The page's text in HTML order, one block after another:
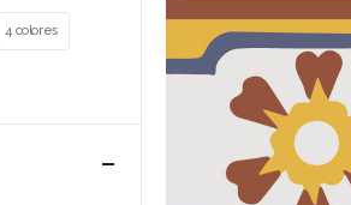
4 colores